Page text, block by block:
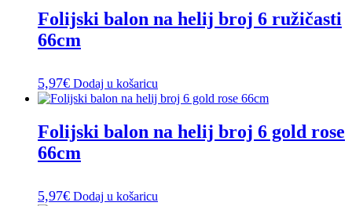
Folijski balon na helij broj 6 ružičasti
66cm
5,97€ Dodaj u košaricu
Folijski balon na helij broj 6 gold rose
66cm
5,97€ Dodaj u košaricu